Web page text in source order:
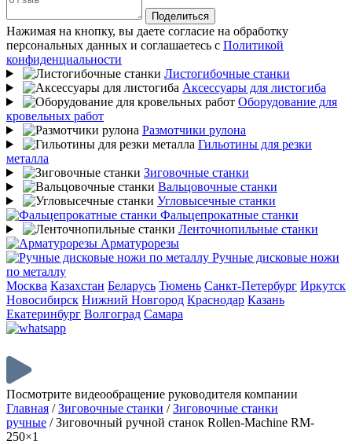
Поделиться
Нажимая на кнопку, вы даете согласие на обработку
персональных данных и соглашаетесь с Политикой
конфиденциальности
Листогибочные станки
Аксессуары для листогиба
Оборудование для
кровельных работ
Размотчики рулона
Гильотины для резки
металла
Зиговочные станки
Вальцовочные станки
Угловысечные станки
Фальцепрокатные станки
Ленточнопильные станки
Арматурорезы
Ручные дисковые ножи
по металлу
Москва Казахстан Беларусь Тюмень Санкт-Петербург Иркутск
Новосибирск Нижний Новгород Краснодар Казань
Екатеринбург Волгоград Самара
Главная /Зиговочные станки /Зиговочные станки
ручные /Зиговочный ручной станок Rollen-Machine RM-
250×1
Посмотрите видеообращение руководителя компании